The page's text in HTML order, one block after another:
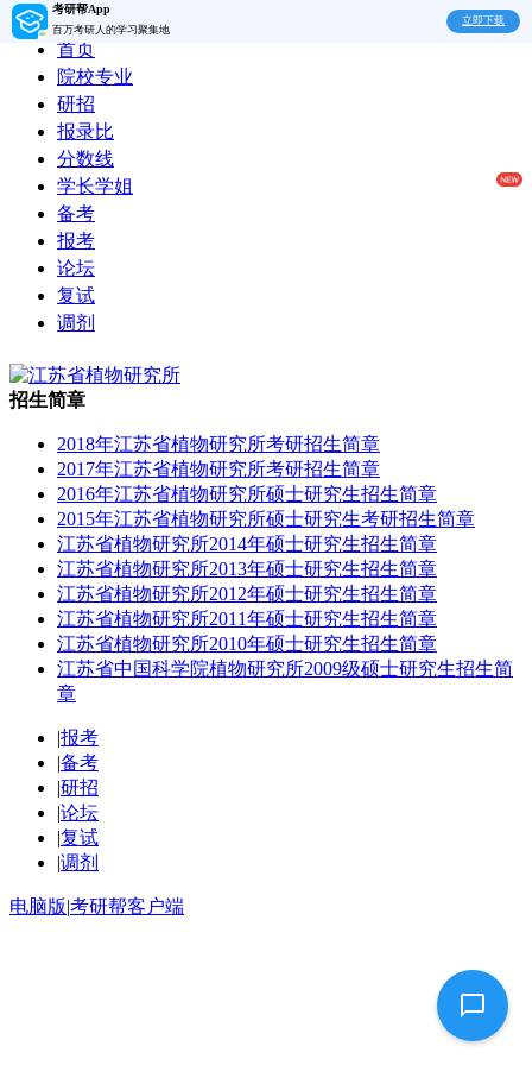
考研帮App
百万考研人的学习聚集地
立即下载
首页
院校专业
研招
报录比
分数线
学长学姐
备考
报考
论坛
复试
调剂
招生简章
2018年江苏省植物研究所考研招生简章
2017年江苏省植物研究所考研招生简章
2016年江苏省植物研究所硕士研究生招生简章
2015年江苏省植物研究所硕士研究生考研招生简章
江苏省植物研究所2014年硕士研究生招生简章
江苏省植物研究所2013年硕士研究生招生简章
江苏省植物研究所2012年硕士研究生招生简章
江苏省植物研究所2011年硕士研究生招生简章
江苏省植物研究所2010年硕士研究生招生简章
江苏省中国科学院植物研究所2009级硕士研究生招生简
章
|报考
|备考
|研招
|论坛
|复试
|调剂
电脑版|考研帮客户端